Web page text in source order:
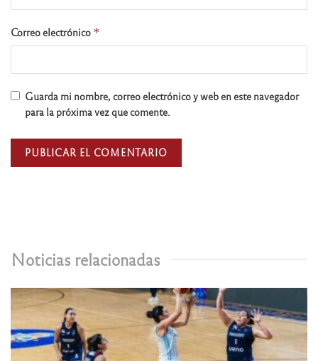
Noticias relacionadas
Correo electrónico *
Guarda mi nombre, correo electrónico y web en este navegador
para la próxima vez que comente.